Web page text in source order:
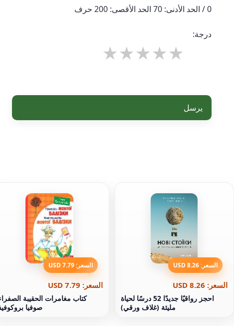
0 / الحد الأدنى: 70 الحد الأقصى: 200 حرف
درجة:
يرسل
السعر: 8.26 USD
السعر: 8.26 USD
احجز رواقيًا جديدًا 52 درسًا لحياة
مليئة (غلاف ورقي)
السعر: 7.79 USD
السعر: 7.79 USD
كتاب مغامرات الحقيبة
صوفيا